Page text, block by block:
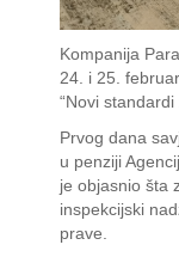
Kompanija
24. i 25.
“Novi standardi
Prvog dana
u penziji
je objasnio šta
inspekcijski
prave.